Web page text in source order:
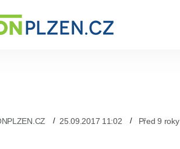
25.09.2017 11:02 Před 9 roky